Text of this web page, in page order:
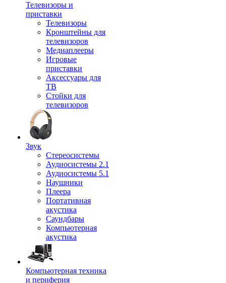
Телевизоры и
приставки
Телевизоры
Кронштейны для
телевизоров
Медиаплееры
Игровые
приставки
Аксессуары для
ТВ
Стойки для
телевизоров
Звук
Стереосистемы
Аудиосистемы 2.1
Аудиосистемы 5.1
Наушники
Плеера
Портативная
акустика
Саундбары
Компьютерная
акустика
Компьютерная техника
и периферия